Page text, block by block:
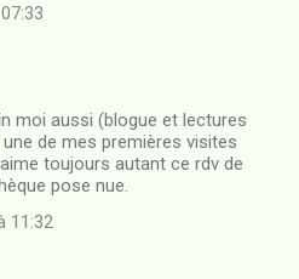
moi aussi (blogue et lectures
de mes premières visites
toujours autant ce rdv de
pose nue.
11:32